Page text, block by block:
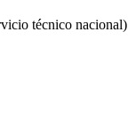
técnico nacional)